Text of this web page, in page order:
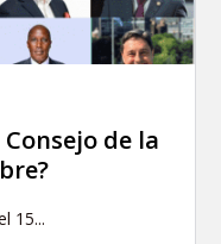
de la
15...